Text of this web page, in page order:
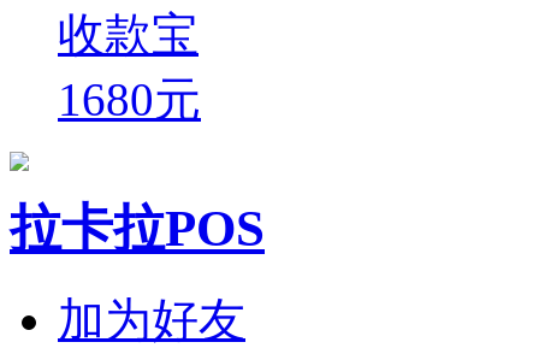
收款宝
1680元
拉卡拉POS
加为好友